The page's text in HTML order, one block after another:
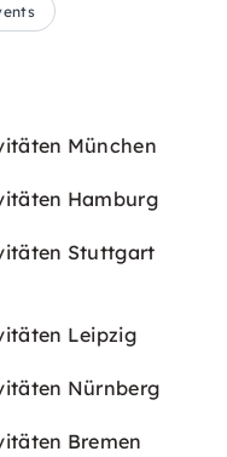
München
Hamburg
Stuttgart
Leipzig
Nürnberg
Bremen